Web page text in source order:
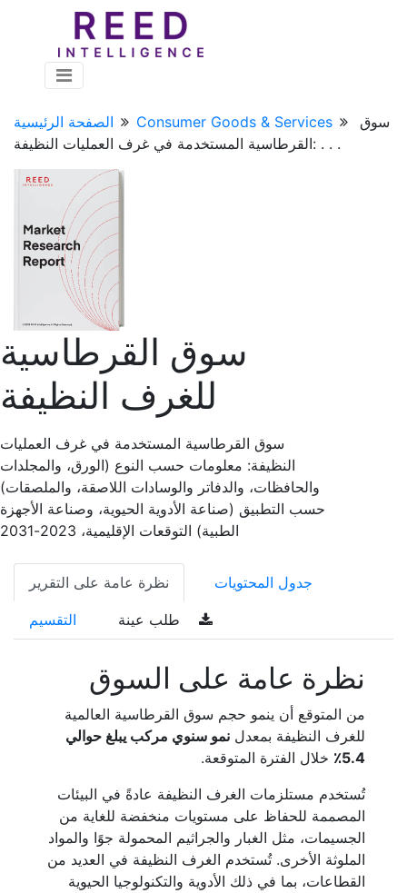
الصفحة الرئيسية Consumer Goods & Services
سوق
القرطاسية المستخدمة في غرف العمليات النظيفة: . . .
سوق القرطاسية
للغرف النظيفة
سوق القرطاسية المستخدمة في غرف العمليات
النظيفة: معلومات حسب النوع (الورق، والمجلدات
والحافظات، والدفاتر والوسادات اللاصقة، والملصقات)
حسب التطبيق (صناعة الأدوية الحيوية، وصناعة الأجهزة
الطبية) التوقعات الإقليمية، 2023-2031
نظرة عامة على التقرير جدول المحتويات
التقسيم
نظرة عامة على السوق
من المتوقع أن ينمو حجم سوق القرطاسية العالمية
للغرف النظيفة بمعدل نمو سنوي مركب يبلغ حوالي
5.4٪
خلال الفترة المتوقعة.
تُستخدم مستلزمات الغرف النظيفة عادةً في البيئات
المصممة للحفاظ على مستويات منخفضة للغاية من
الجسيمات، مثل الغبار والجراثيم المحمولة جوًا والمواد
الملوثة الأخرى. تُستخدم الغرف النظيفة في العديد من
القطاعات، بما في ذلك الأدوية والتكنولوجيا الحيوية